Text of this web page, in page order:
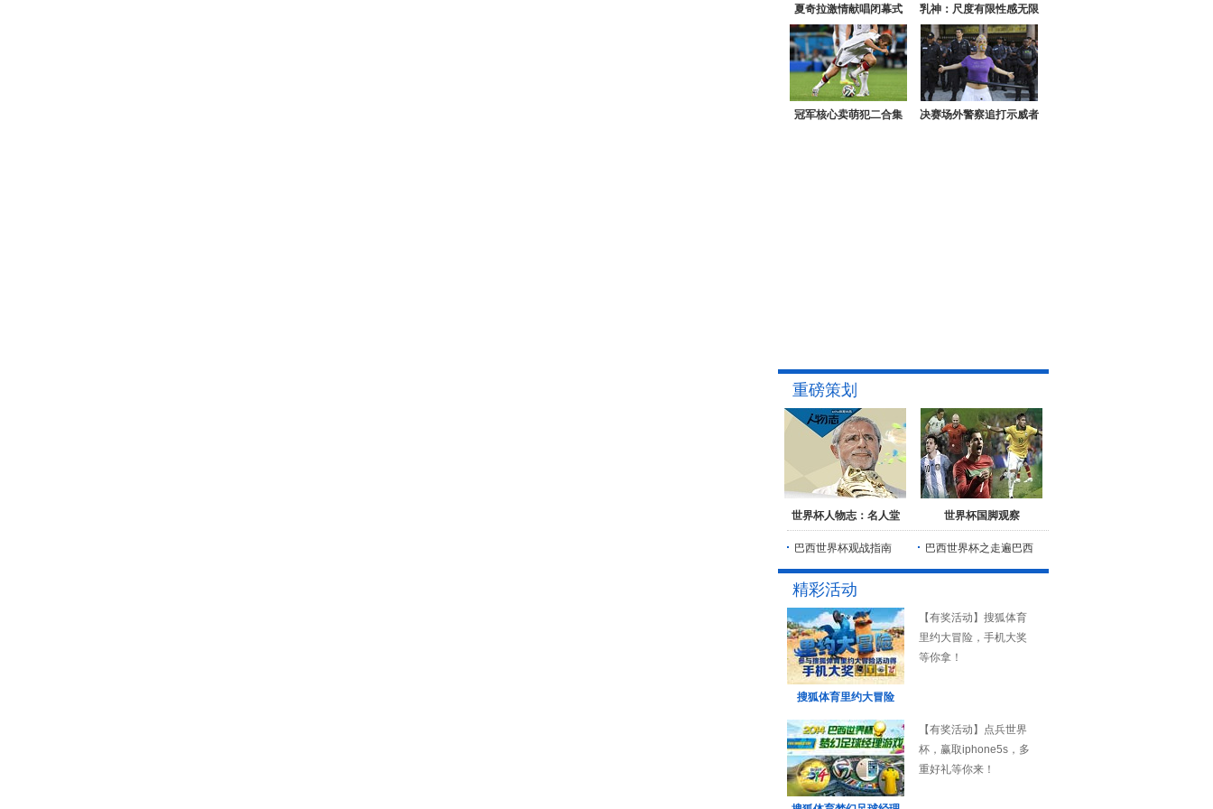
夏奇拉激情献唱闭幕式 乳神：尺度有限性感无限
冠军核心卖萌犯二合集 决赛场外警察追打示威者
重磅策划
世界杯人物志：名人堂 世界杯国脚观察
巴西世界杯观战指南 巴西世界杯之走遍巴西
精彩活动
搜狐体育里约大冒险
【有奖活动】搜狐体育
里约大冒险，手机大奖
等你拿！
【有奖活动】点兵世界
杯，赢取iphone5s，多
重好礼等你来！